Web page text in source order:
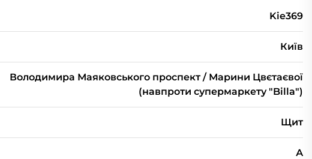
Kie369
Київ
Володимира Маяковського проспект / Марини Цвєтаєвої
(навпроти супермаркету "Billa")
Щит
А